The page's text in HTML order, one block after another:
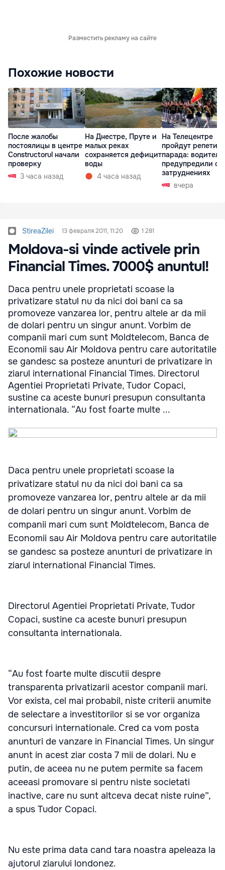
Разместить рекламу на сайте
Похожие новости
После жалобы
постоялицы в центре
Constructorul начали
проверку
3 часа назад
На Днестре, Пруте и
малых реках
сохраняется дефицит
воды
4 часа назад
На Телецентре
пройдут
парада:
предупредили о
затруднениях
вчера
StireaZilei 13 февраля 2011, 11:20 1 281
Moldova-si vinde activele prin
Financial Times. 7000$ anuntul!
Daca pentru unele proprietati scoase la
privatizare statul nu da nici doi bani ca sa
promoveze vanzarea lor, pentru altele ar da mii
de dolari pentru un singur anunt. Vorbim de
companii mari cum sunt Moldtelecom, Banca de
Economii sau Air Moldova pentru care autoritatile
se gandesc sa posteze anunturi de privatizare in
ziarul international Financial Times. Directorul
Agentiei Proprietati Private, Tudor Copaci,
sustine ca aceste bunuri presupun consultanta
internationala. “Au fost foarte multe ...
Daca pentru unele proprietati scoase la
privatizare statul nu da nici doi bani ca sa
promoveze vanzarea lor, pentru altele ar da mii
de dolari pentru un singur anunt. Vorbim de
companii mari cum sunt Moldtelecom, Banca de
Economii sau Air Moldova pentru care autoritatile
se gandesc sa posteze anunturi de privatizare in
ziarul international Financial Times.
Directorul Agentiei Proprietati Private, Tudor
Copaci, sustine ca aceste bunuri presupun
consultanta internationala.
“Au fost foarte multe discutii despre
transparenta privatizarii acestor companii mari.
Vor exista, cel mai probabil, niste criterii anumite
de selectare a investitorilor si se vor organiza
concursuri internationale. Cred ca vom posta
anunturi de vanzare in Financial Times. Un singur
anunt in acest ziar costa 7 mii de dolari. Nu e
putin, de aceea nu ne putem permite sa facem
aceeasi promovare si pentru niste societati
inactive, care nu sunt altceva decat niste ruine”,
a spus Tudor Copaci.
Nu este prima data cand tara noastra apeleaza la
ajutorul ziarului londonez.